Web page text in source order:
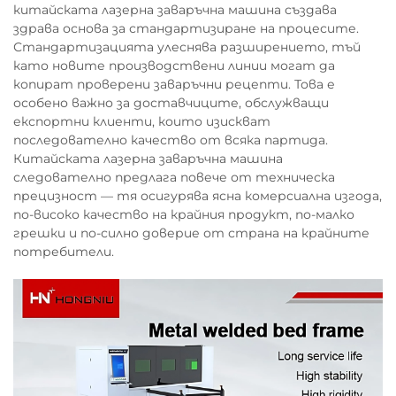
китайската лазерна заваръчна машина създава
здрава основа за стандартизиране на процесите.
Стандартизацията улеснява разширението, тъй
като новите производствени линии могат да
копират проверени заваръчни рецепти. Това е
особено важно за доставчиците, обслужващи
експортни клиенти, които изискват
последователно качество от всяка партида.
Китайската лазерна заваръчна машина
следователно предлага повече от техническа
прецизност — тя осигурява ясна комерсиална изгода,
по-високо качество на крайния продукт, по-малко
грешки и по-силно доверие от страна на крайните
потребители.